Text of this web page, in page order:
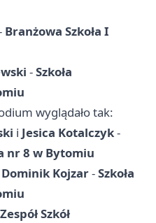
Branżowa Szkoła I
-Szkoła
wyglądało tak:
i Jesica Kotalczyk-
nr 8 w Bytomiu
Dominik Kojzar-Szkoła
Zespół Szkół